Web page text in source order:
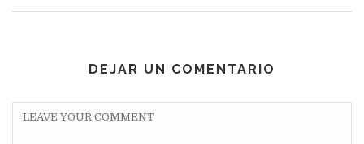
DEJAR UN COMENTARIO